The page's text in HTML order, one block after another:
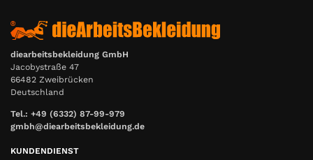
diearbeitsbekleidung GmbH
Jacobystraße 47
66482 Zweibrücken
Deutschland
Tel.: +49 (6332) 87-99-979
gmbh@diearbeitsbekleidung.de
KUNDENDIENST